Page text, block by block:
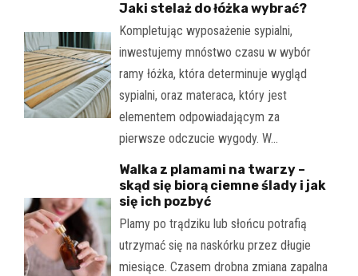
Jaki stelaż do łóżka wybrać?
Kompletując wyposażenie sypialni,
inwestujemy mnóstwo czasu w wybór
ramy łóżka, która determinuje wygląd
sypialni, oraz materaca, który jest
elementem odpowiadającym za
pierwsze odczucie wygody. W…
Walka z plamami na twarzy –
skąd się biorą ciemne ślady i jak
się ich pozbyć
Plamy po trądziku lub słońcu potrafią
utrzymać się na naskórku przez długie
miesiące. Czasem drobna zmiana zapalna